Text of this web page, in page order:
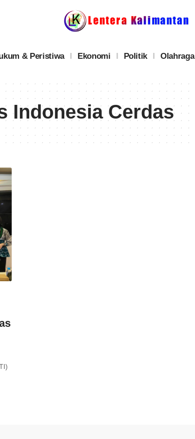
& Peristiwa Ekonomi Politik Olahraga
Indonesia Cerdas